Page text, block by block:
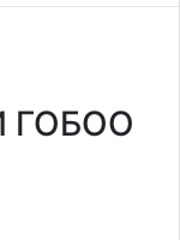
ГОБОО